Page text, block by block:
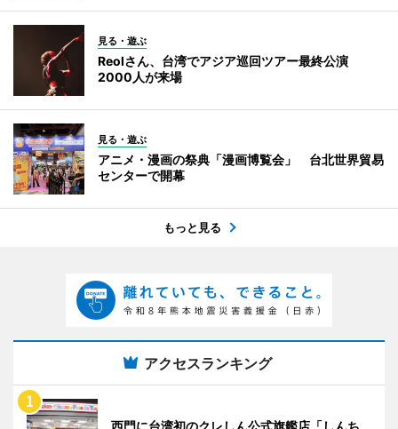
見る・遊ぶ
Reolさん、台湾でアジア巡回ツアー最終公演
2000人が来場
見る・遊ぶ
アニメ・漫画の祭典「漫画博覧会」 台北世界貿易
センターで開幕
もっと見る
アクセスランキング
西門に台湾初のクレしん公式旗艦店「しんち